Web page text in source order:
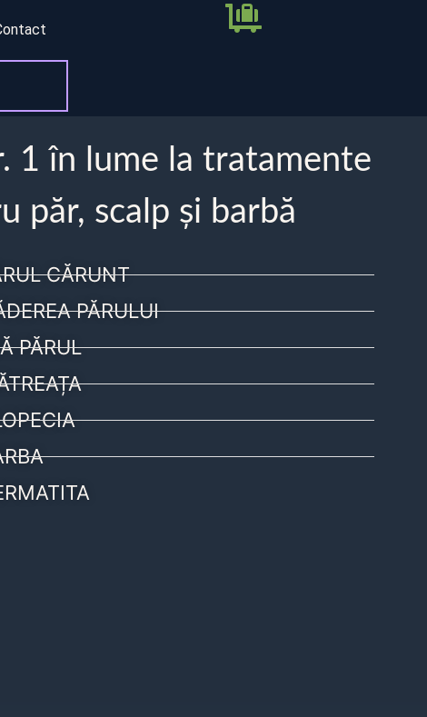
1 în lume la tratamente
păr, scalp și barbă
CĂRUNT
PĂRULUI
PĂRUL